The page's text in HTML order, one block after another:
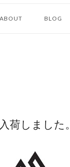
ABOUT BLOG
荷しました。